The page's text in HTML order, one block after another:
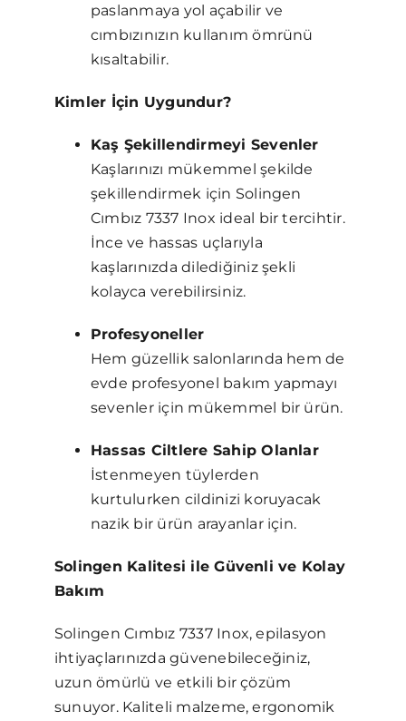
paslanmaya yol açabilir ve
cımbızınızın kullanım ömrünü
kısaltabilir.
Kimler İçin Uygundur?
Kaş Şekillendirmeyi Sevenler
Kaşlarınızı mükemmel şekilde
şekillendirmek için Solingen
Cımbız 7337 Inox ideal bir tercihtir.
İnce ve hassas uçlarıyla
kaşlarınızda dilediğiniz şekli
kolayca verebilirsiniz.
Profesyoneller
Hem güzellik salonlarında hem de
evde profesyonel bakım yapmayı
sevenler için mükemmel bir ürün.
Hassas Ciltlere Sahip Olanlar
İstenmeyen tüylerden
kurtulurken cildinizi koruyacak
nazik bir ürün arayanlar için.
Solingen Kalitesi ile Güvenli ve Kolay
Bakım
Solingen Cımbız 7337 Inox, epilasyon
ihtiyaçlarınızda güvenebileceğiniz,
uzun ömürlü ve etkili bir çözüm
sunuyor. Kaliteli malzeme, ergonomik